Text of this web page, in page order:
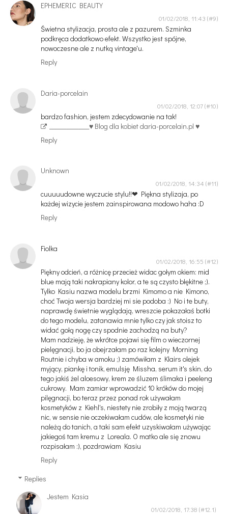
EPHEMERIC BEAUTY
01/02/2018, 11:43
Świetna stylizacja, prosta ale z pazurem. Szminka
podkręca dodatkowo efekt. Wszystko jest spójne,
nowoczesne ale z nutką vintage'u.
Reply
Daria-porcelain
01/02/2018, 12:07
bardzo fashion, jestem zdecydowanie na tak!
♥ Blog dla kobiet daria-porcelain.pl ♥
Reply
Unknown
01/02/2018, 14:34
cuuuuudowne wyczucie stylu!!❤ Piękna stylizaja, po
każdej wizycie jestem zainspirowana modowo haha :D
Reply
Fiolka
01/02/2018, 16:55
Piękny odcień, a różnicę przecież widac gołym okiem: mid
blue mają taki nakrapiany kolor, a te są czysto błękitne ;).
Tylko Kasiu nazwa modelu brzmi Kimomo a nie Kimono,
choć Twoja wersja bardziej mi sie podoba :) No i te buty,
naprawdę świetnie wyglądają, wreszcie pokazałaś botki
do tego modelu, zatanawia mnie tylko czy jak stoisz to
widać gołą nogę czy spodnie zachodzą na buty?
Mam nadzieję, że wkrótce pojawi się film o wieczornej
pielęgnacji, bo ja obejrzałam po raz kolejny Morning
Routnie i chyba w amoku ;) zamówiłam z Klairs olejek
myjący, piankę i tonik, emulsję Missha, serum it's skin, do
tego jakiś żel aloesowy, krem ze śluzem ślimaka i peeleng
cukrowy. Mam zamiar wprowadzić 10 króków do mojej
pilęgnacji, bo teraz przez ponad rok używałam
kosmetyków z Kiehl's, niestety nie zrobiły z moją twarzą
nic, w sensie nie oczekiwałam cudów, ale kosmetyki nie
należą do tanich, a taki sam efekt uzyskiwałam używając
jakiegoś tam kremu z Loreala. O matko ale się znowu
rozpisałam :), pozdrawiam Kasiu
Reply
Replies
Jestem Kasia
01/02/2018, 17:38